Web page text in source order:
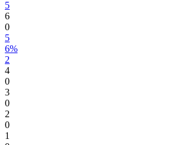
5
6
0
5
6%
2
4
0
3
0
2
0
1